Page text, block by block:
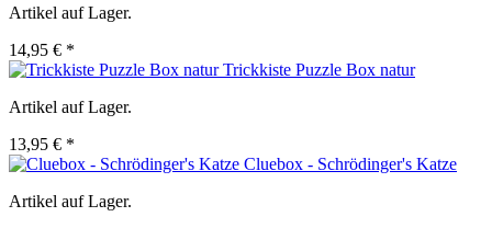
Artikel auf Lager.
14,95 € *
Trickkiste Puzzle Box natur
Artikel auf Lager.
13,95 € *
Cluebox - Schrödinger's Katze
Artikel auf Lager.